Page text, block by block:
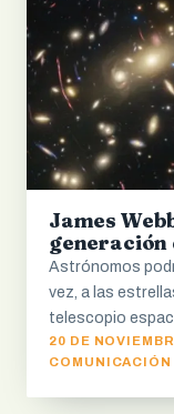
James
generación
Astrónomos
vez, a las
telescopio
20 DE
COMUNICACIÓN